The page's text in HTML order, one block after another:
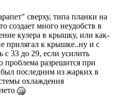
сверху, типа планки на
создает много неудобств в
кулера в крышку, или как-
прилягал к крышке..ну и с
с 33 до 29, если усилить
проблема разрешится при
последним из жарких в
охлаждения